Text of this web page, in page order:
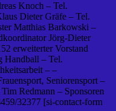
Knoch – Tel.
Dieter Gräfe – Tel.
Matthias Barkowski –
Jörg-Dieter
erweiterter Vorstand
Handball – Tel.
– –
Seniorensport –
Redmann – Sponsoren
32377 [si-contact-form